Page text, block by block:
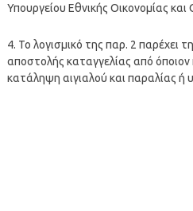
Υπουργείου Εθνικής Οικονομίας και
4. Το λογισμικό της παρ. 2 παρέχει
αποστολής καταγγελίας από
κατάληψη αιγιαλού και παραλίας